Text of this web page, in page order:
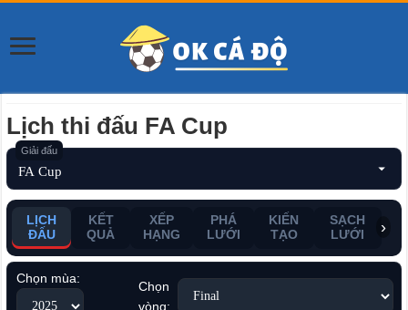
Lịch thi đấu FA Cup
LỊCH
ĐẤU
KẾT
QUẢ
XẾP
HẠNG
PHÁ
LƯỚI
KIẾN
TẠO
SẠCH
LƯỚI
Chọn mùa:
Chọn
vòng: